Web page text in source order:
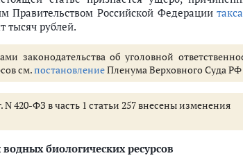
Правительством Российской Федерации
тысяч рублей.
законодательства об уголовной
см.постановлениеПленума Верховного Суда РФ
N 420-ФЗ в часть 1 статьи 257 внесены изменения
биологических ресурсов